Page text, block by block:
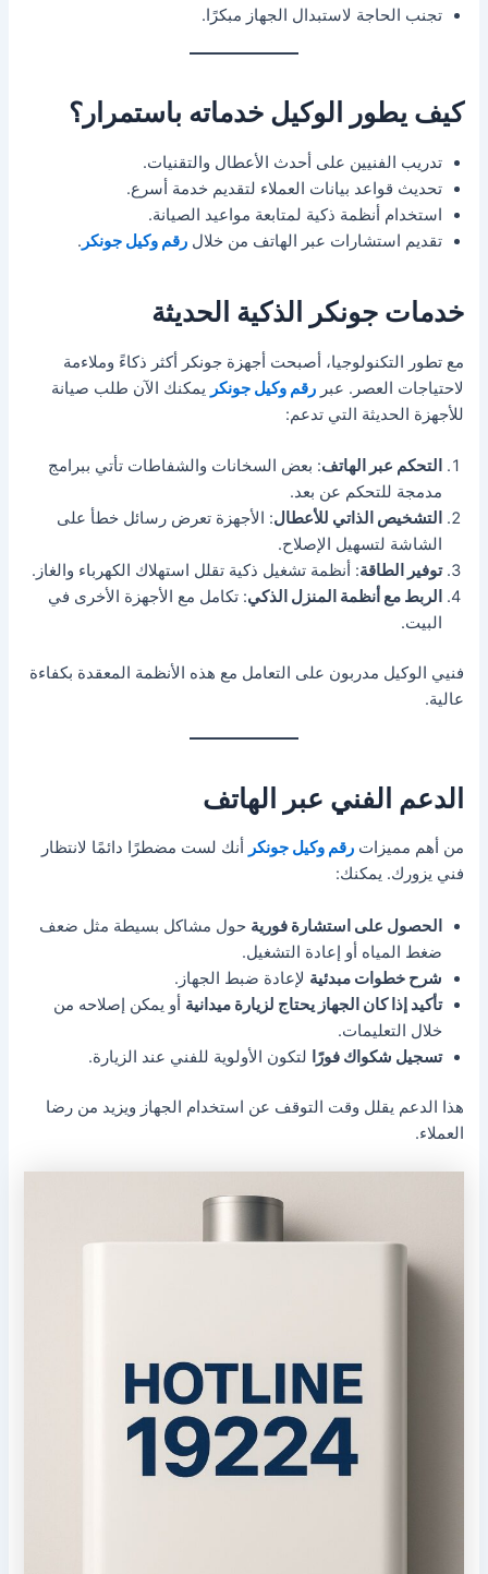
تجنب الحاجة لاستبدال الجهاز مبكرًا.
كيف يطور الوكيل خدماته باستمرار؟
تدريب الفنيين على أحدث الأعطال والتقنيات.
تحديث قواعد بيانات العملاء لتقديم خدمة أسرع.
استخدام أنظمة ذكية لمتابعة مواعيد الصيانة.
تقديم استشارات عبر الهاتف من خلالرقم وكيل جونكر .
خدمات جونكر الذكية الحديثة
مع تطور التكنولوجيا، أصبحت أجهزة جونكر أكثر ذكاءً وملاءمة
لاحتياجات العصر. عبررقم وكيل جونكر يمكنك الآن طلب صيانة
للأجهزة الحديثة التي تدعم:
التحكم عبر الهاتف: بعض السخانات والشفاطات تأتي ببرامج
مدمجة للتحكم عن بعد.
التشخيص الذاتي للأعطال: الأجهزة تعرض رسائل خطأ على
الشاشة لتسهيل الإصلاح.
توفير الطاقة: أنظمة تشغيل ذكية تقلل استهلاك الكهرباء والغاز.
الربط مع أنظمة المنزل الذكي: تكامل مع الأجهزة الأخرى في
البيت.
فنيي الوكيل مدربون على التعامل مع هذه الأنظمة المعقدة بكفاءة
عالية.
الدعم الفني عبر الهاتف
من أهم مميزاترقم وكيل جونكر
أنك لست مضطرًا دائمًا لانتظار
فني يزورك. يمكنك:
الحصول على استشارة فورية حول مشاكل بسيطة مثل ضعف
ضغط المياه أو إعادة التشغيل.
شرح خطوات مبدئية لإعادة ضبط الجهاز.
تأكيد إذا كان الجهاز يحتاج لزيارة ميدانية أو يمكن إصلاحه من
خلال التعليمات.
تسجيل شكواك فورًا
لتكون الأولوية للفني عند الزيارة.
هذا الدعم يقلل وقت التوقف عن استخدام الجهاز ويزيد من رضا
العملاء.